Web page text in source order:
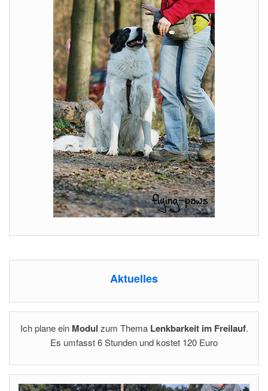
Aktuelles
Ich plane ein Modul zum Thema Lenkbarkeit im Freilauf.
Es umfasst 6 Stunden und kostet 120 Euro